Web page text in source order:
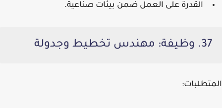
القدرة على العمل ضمن بيئات صناعية.
37. وظيفة: مهندس تخطيط وجدولة
المتطلبات: